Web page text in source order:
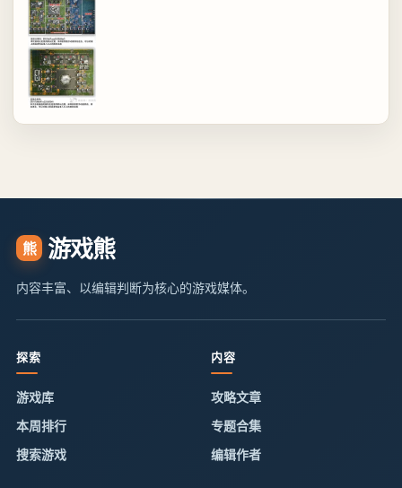
熊 游戏熊
内容丰富、以编辑判断为核心的游戏媒体。
探索
游戏库
本周排行
搜索游戏
内容
攻略文章
专题合集
编辑作者